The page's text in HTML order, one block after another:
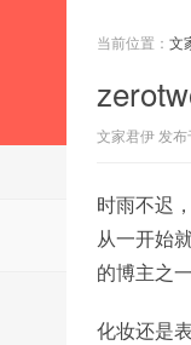
当前位置： 文
文家君伊 发
时雨不迟
从一开始
的博主之
化妆还是